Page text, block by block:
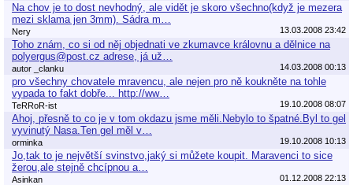
Na chov je to dost nevhodný, ale vidět je skoro všechno(když je mezera
mezi sklama jen 3mm). Sádra m…
Nery 13.03.2008 23:42
Toho znám, co si od něj objednati ve zkumavce královnu a dělnice na
polyergus@post.cz adrese, já už…
autor _clanku 14.03.2008 00:13
pro všechny chovatele mravencu, ale nejen pro ně koukněte na tohle
vypada to fakt dobře... http://ww…
TeRRoR-ist 19.10.2008 08:07
Ahoj, přesně to co je v tom okdazu jsme měli.Nebylo to špatné.Byl to gel
vyvinutý Nasa.Ten gel měl v…
orminka 19.10.2008 10:13
Jo,tak to je největší svinstvo,jaký si můžete koupit. Maravenci to sice
žerou,ale stejně chcípnou a…
Asinkan 01.12.2008 22:13